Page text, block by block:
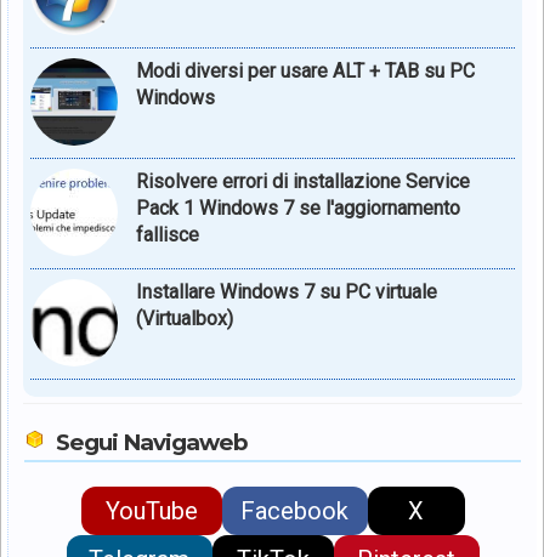
Modi diversi per usare ALT + TAB su PC
Windows
Risolvere errori di installazione Service
Pack 1 Windows 7 se l'aggiornamento
fallisce
Installare Windows 7 su PC virtuale
(Virtualbox)
Segui Navigaweb
YouTube Facebook
X